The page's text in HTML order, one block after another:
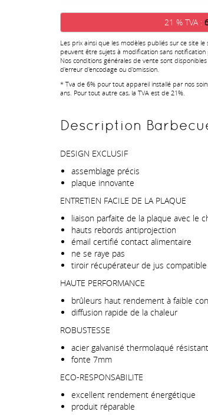
21 % TVA :
Les prix ainsi que les modèles publiés sur ce site
peuvent être sujets à modification sans notification
Nos conditions générales de vente sont
d'erreur d'encodage ou d'omission.
* Tva de 6% pour tout appareil installé par nos
ans. Pour tout autre cas, la TVA est de 21%.
Description
DESIGN EXCLUSIF
assemblage précis
plaque innovante
ENTRETIEN FACILE DE LA PLAQUE
liaison parfaite de la plaque avec le
hauts rebords antiprojection
émail certifié contact alimentaire
ne se raye pas
tiroir récupérateur de jus compatible
HAUTE PERFORMANCE
brûleurs haut rendement à faible
diffusion rapide de la chaleur
ROBUSTESSE
acier galvanisé thermolaqué
fonte 7mm
ECO-RESPONSABILITE
excellent rendement énergétique
produit réparable